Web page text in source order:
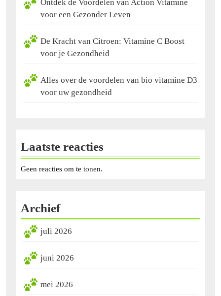
Ontdek de Voordelen van Action Vitamine
voor een Gezonder Leven
De Kracht van Citroen: Vitamine C Boost
voor je Gezondheid
Alles over de voordelen van bio vitamine D3
voor uw gezondheid
Laatste reacties
Geen reacties om te tonen.
Archief
juli 2026
juni 2026
mei 2026